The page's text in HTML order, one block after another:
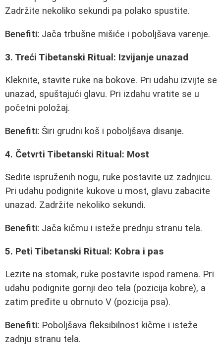
Zadržite nekoliko sekundi pa polako spustite.
Benefiti: Jača trbušne mišiće i poboljšava varenje.
3. Treći Tibetanski Ritual: Izvijanje unazad
Kleknite, stavite ruke na bokove. Pri udahu izvijte se
unazad, spuštajući glavu. Pri izdahu vratite se u
početni položaj.
Benefiti: Širi grudni koš i poboljšava disanje.
4. Četvrti Tibetanski Ritual: Most
Sedite ispruženih nogu, ruke postavite uz zadnjicu.
Pri udahu podignite kukove u most, glavu zabacite
unazad. Zadržite nekoliko sekundi.
Benefiti: Jača kičmu i isteže prednju stranu tela.
5. Peti Tibetanski Ritual: Kobra i pas
Lezite na stomak, ruke postavite ispod ramena. Pri
udahu podignite gornji deo tela (pozicija kobre), a
zatim pređite u obrnuto V (pozicija psa).
Benefiti: Poboljšava fleksibilnost kičme i isteže
zadnju stranu tela.